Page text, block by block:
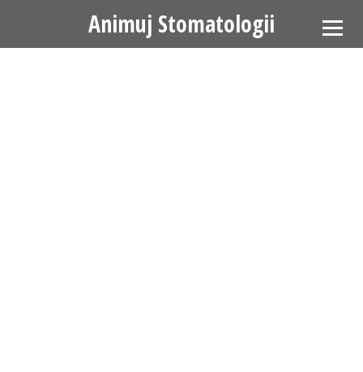
Animuj Stomatologii